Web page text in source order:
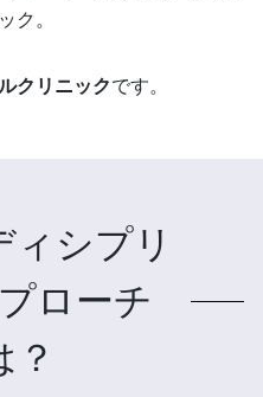
ク。
クリニックです。
ィシプリ
ローチ
？